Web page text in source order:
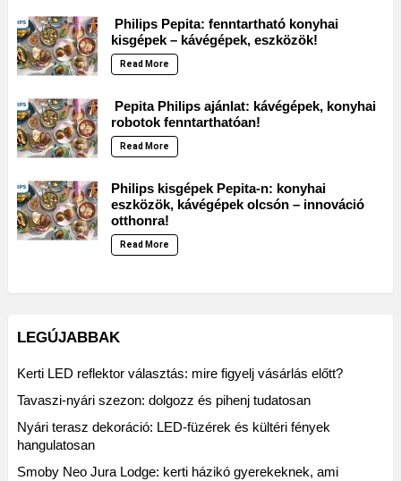
Philips Pepita: fenntartható konyhai
kisgépek – kávégépek, eszközök!
Read More
Pepita Philips ajánlat: kávégépek, konyhai
robotok fenntarthatóan!
Read More
Philips kisgépek Pepita-n: konyhai
eszközök, kávégépek olcsón – innováció
otthonra!
Read More
LEGÚJABBAK
Kerti LED reflektor választás: mire figyelj vásárlás előtt?
Tavaszi-nyári szezon: dolgozz és pihenj tudatosan
Nyári terasz dekoráció: LED-füzérek és kültéri fények
hangulatosan
Smoby Neo Jura Lodge: kerti házikó gyerekeknek, ami